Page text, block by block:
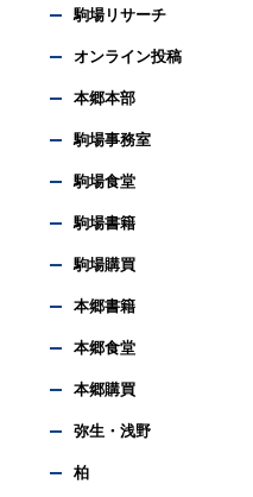
駒場リサーチ
オンライン投稿
本郷本部
駒場事務室
駒場食堂
駒場書籍
駒場購買
本郷書籍
本郷食堂
本郷購買
弥生・浅野
柏